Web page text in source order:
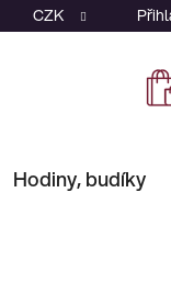
CZK
Hodiny, budíky